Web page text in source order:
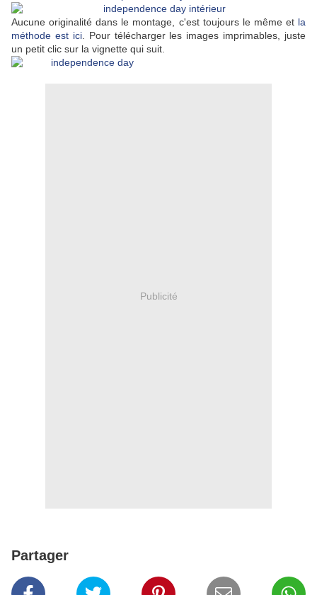
Aucune originalité dans le montage, c'est toujours le même et la
méthode est ici. Pour télécharger les images imprimables, juste
un petit clic sur la vignette qui suit.
Publicité
Partager